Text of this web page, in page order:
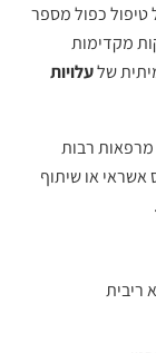
כפול מספר
מקדימות
שלעלויות
מרפאות רבות
אשראי או שיתוף
ריבית